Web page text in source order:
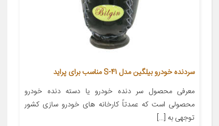
سردنده خودرو بیلگین مدل S-41 مناسب برای پراید
معرفی محصول سر دنده خودرو یا دسته دنده خودرو
محصولی است که عمدتاً کارخانه های خودرو سازی کشور
توجهی به […]